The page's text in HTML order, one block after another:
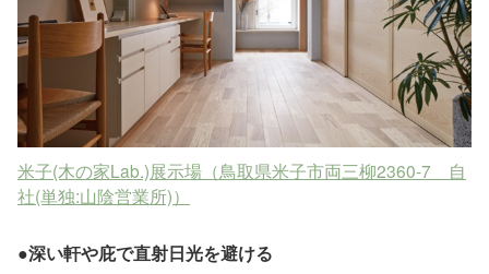
米子(木の家Lab.)展示場（鳥取県米子市両三柳2360-7 自
社(単独:山陰営業所)）
●深い軒や庇で直射日光を避ける